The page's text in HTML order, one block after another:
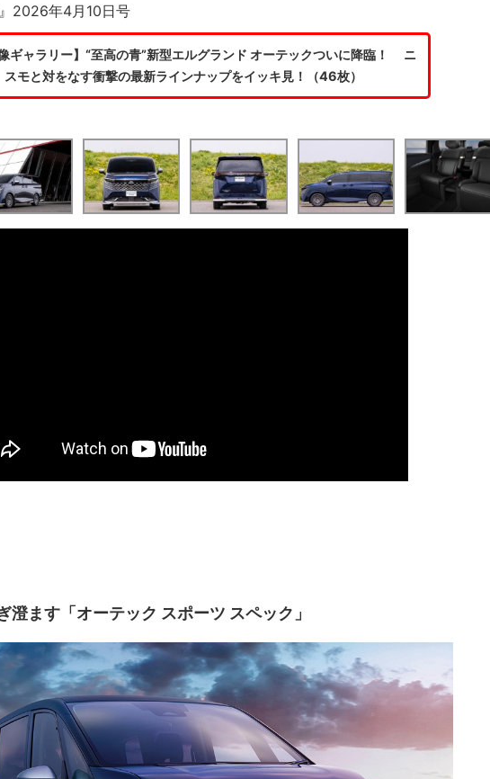
2026年4月10日号
像ギャラリー】“至高の青”新型エルグランド オーテックついに降臨！ ニ
スモと対をなす衝撃の最新ラインナップをイッキ見！（46枚）
澄ます「オーテック スポーツ スペック」